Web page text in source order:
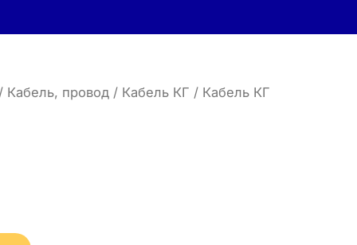
Кабель, провод / Кабель КГ / Кабель КГ